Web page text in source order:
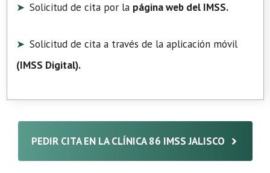
Solicitud de cita por la página web del IMSS.
Solicitud de cita a través de la aplicación móvil
(IMSS Digital).
PEDIR CITA EN LA CLÍNICA 86 IMSS JALISCO